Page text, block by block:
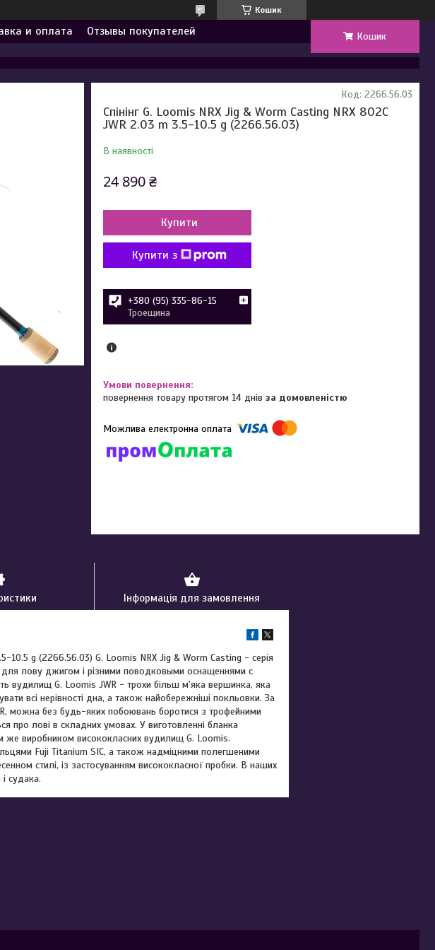
Кошик
и оплата Отзывы покупателей Кошик
Спінінг G. Loomis NRX Jig & Worm Casting NRX 802C
JWR 2.03 m 3.5-10.5 g (2266.56.03)
В наявності
Код: 2266.56.03
24 890 ₴
Купити
Купити з
+380 (95) 335-86-15
Троещина
повернення товару протягом 14 днівза домовленістю
Інформація для замовлення
10.5 g (2266.56.03) G. Loomis NRX Jig & Worm Casting - серія
для лову джигом і різними поводковыми оснащеннями c
вудилищ G. Loomis JWR - трохи більш м'яка вершинка, яка
всі нерівності дна, а також найобережніші покльовки. За
можна без будь-яких побоювань боротися з трофейними
лові в складних умовах. У виготовленні бланка
же виробником висококласних вудилищ G. Loomis.
Fuji Titanium SIC, а також надміцними полегшеними
стилі, із застосуванням висококласної пробки. В наших
судака.